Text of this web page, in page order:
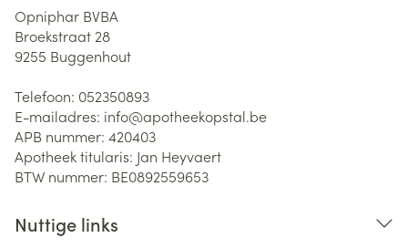
Opniphar BVBA
Broekstraat 28
9255 Buggenhout
Telefoon: 052350893
E-mailadres: info@apotheekopstal.be
APB nummer: 420403
Apotheek titularis: Jan Heyvaert
BTW nummer: BE0892559653
Nuttige links